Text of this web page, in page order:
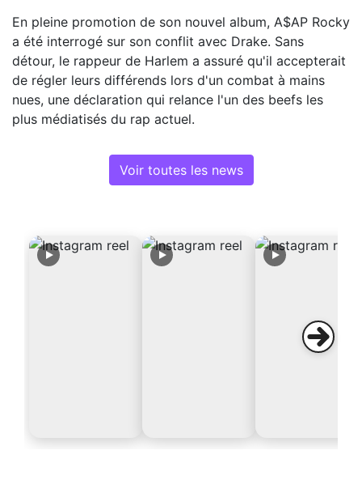
En pleine promotion de son nouvel album, A$AP Rocky
a été interrogé sur son conflit avec Drake. Sans
détour, le rappeur de Harlem a assuré qu'il accepterait
de régler leurs différends lors d'un combat à mains
nues, une déclaration qui relance l'un des beefs les
plus médiatisés du rap actuel.
Voir toutes les news